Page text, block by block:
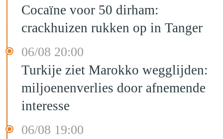
Cocaïne voor 50 dirham:
crackhuizen rukken op in Tanger
06/08 20:00
Turkije ziet Marokko wegglijden:
miljoenenverlies door afnemende
interesse
06/08 19:00